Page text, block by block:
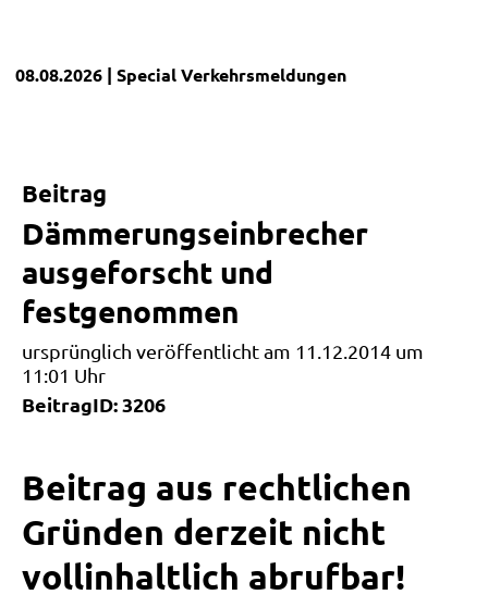
08.08.2026 | SpecialVerkehrsmeldungen
Beitrag
Dämmerungseinbrecher
ausgeforscht und
festgenommen
ursprünglich veröffentlicht am 11.12.2014 um
11:01 Uhr
BeitragID: 3206
Beitrag aus rechtlichen
Gründen derzeit nicht
vollinhaltlich abrufbar!